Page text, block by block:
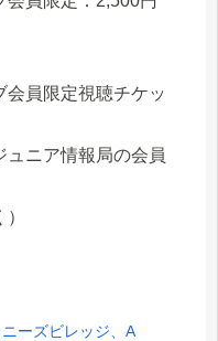
員限定視聴チケッ
ニア情報局の会員
ーズビレッジ、A